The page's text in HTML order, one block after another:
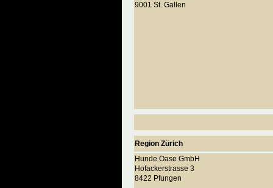
9001 St. Gallen
Region Zürich
Hunde Oase GmbH
Hofackerstrasse 3
8422 Pfungen